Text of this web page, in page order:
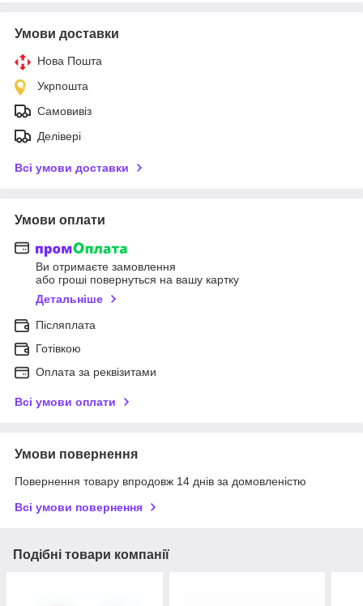
Умови доставки
Нова Пошта
Укрпошта
Самовивіз
Делівері
Всі умови доставки
Умови оплати
Ви отримаєте замовлення
або гроші повернуться на вашу картку
Детальніше
Післяплата
Готівкою
Оплата за реквізитами
Всі умови оплати
Умови повернення
Повернення товару впродовж 14 днів за домовленістю
Всі умови повернення
Подібні товари компанії